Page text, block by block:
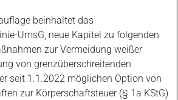
beinhaltet das
UmsG, neue Kapitel zu folgenden
zur Vermeidung weißer
von grenzüberschreitenden
seit 1.1.2022 möglichen Option von
zur Körperschaftsteuer (§ 1a KStG)